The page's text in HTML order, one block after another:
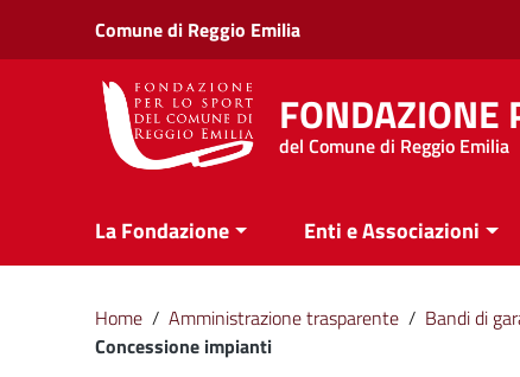
Vai ai contenuti
Vai al menu di navigazione
Vai al footer
Comune di Reggio Emilia
FONDAZIONE
del Comune di Reggio Emilia
La Fondazione Enti e Associazioni
Home / Amministrazione trasparente / Bandi di
Concessione impianti